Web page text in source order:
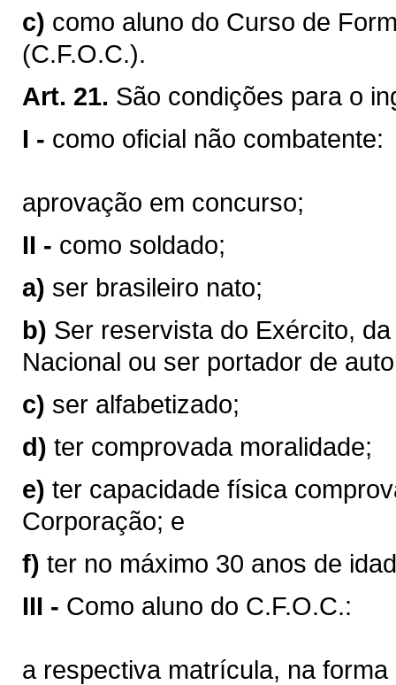
c) como aluno do Curso de
(C.F.O.C.).
Art. 21. São condições para o
I - como oficial não combatente:
aprovação em concurso;
II - como soldado;
a) ser brasileiro nato;
b) Ser reservista do Exército,
Nacional ou ser portador de
c) ser alfabetizado;
d) ter comprovada moralidade;
e) ter capacidade física
Corporação; e
f) ter no máximo 30 anos de
III - Como aluno do C.F.O.C.:
a respectiva matrícula, na